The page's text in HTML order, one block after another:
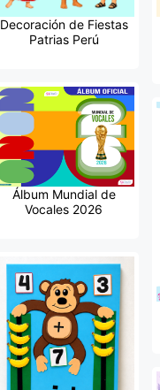
Decoración de Fiestas
Patrias Perú
Álbum Mundial de
Vocales 2026